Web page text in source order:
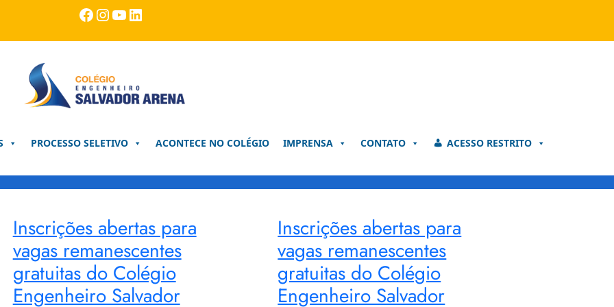
Facebook
Instagram
Youtube
LinkedIn
PROCESSO SELETIVO ACONTECE NO COLÉGIO IMPRENSA CONTATO ACESSO RESTRITO
Inscrições abertas para
vagas remanescentes
gratuitas do Colégio
Engenheiro Salvador
Inscrições abertas para
vagas remanescentes
gratuitas do Colégio
Engenheiro Salvador